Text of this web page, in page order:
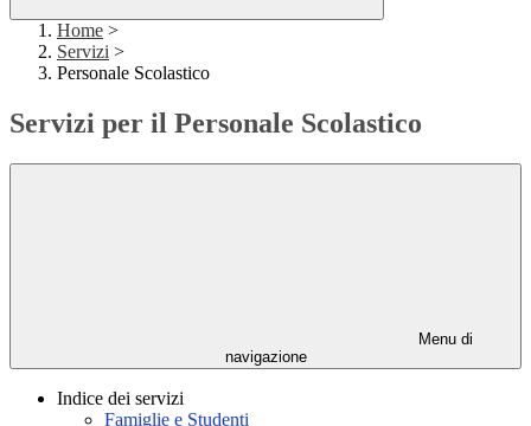
Home >
Servizi >
Personale Scolastico
Servizi per il Personale Scolastico
Menu di
navigazione
Indice dei servizi
Famiglie e Studenti